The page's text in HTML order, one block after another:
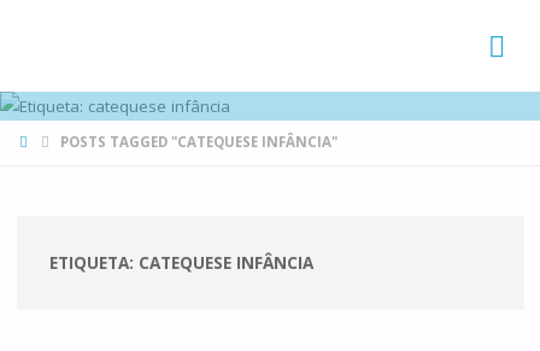
HOMEPOSTS TAGGED "CATEQUESE INFÂNCIA"
ETIQUETA: CATEQUESE INFÂNCIA